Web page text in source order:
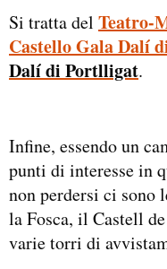
Si tratta del Teatro-
Castello Gala Dalí
Dalí di Portlligat.
Infine, essendo un
punti di interesse in
non perdersi ci sono
la Fosca, il Castell
varie torri di